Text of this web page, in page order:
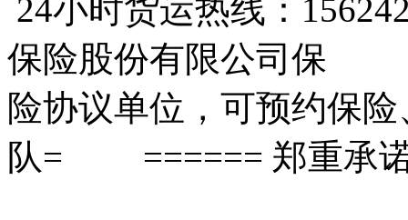
24小时货运热线：
保险股份有限公司保
险协议单位，可预约保
队= ====== 郑重承诺